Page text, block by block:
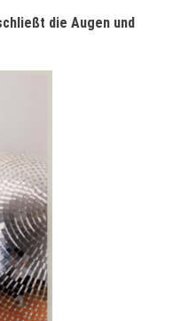
die Augen und